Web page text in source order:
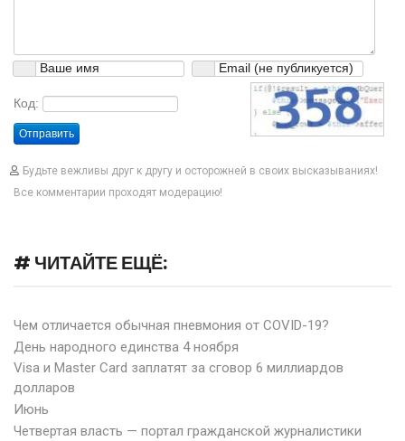
Код:
Отправить
Будьте вежливы друг к другу и осторожней в своих высказываниях!
Все комментарии проходят модерацию!
# ЧИТАЙТЕ ЕЩЁ:
Чем отличается обычная пневмония от COVID-19?
День народного единства 4 ноября
Visa и Master Card заплатят за сговор 6 миллиардов
долларов
Июнь
Четвертая власть — портал гражданской журналистики